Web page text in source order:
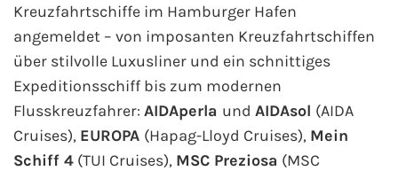
Mein Schiff Reiseziele
Mein Schiff Karibik
Mein Schiff Kanaren
Mein Schiff Norwegen
Kreuzfahrtschiffe im Hamburger Hafen
angemeldet – von imposanten Kreuzfahrtschiffen
über stilvolle Luxusliner und ein schnittiges
Expeditionsschiff bis zum modernen
Flusskreuzfahrer: AIDAperla und AIDAsol (AIDA
Cruises), EUROPA (Hapag-Lloyd Cruises), Mein
Schiff 4 (TUI Cruises), MSC Preziosa (MSC